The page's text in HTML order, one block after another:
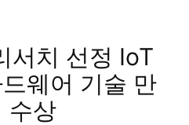
서치 선정 IoT
웨어 기술 만
수상